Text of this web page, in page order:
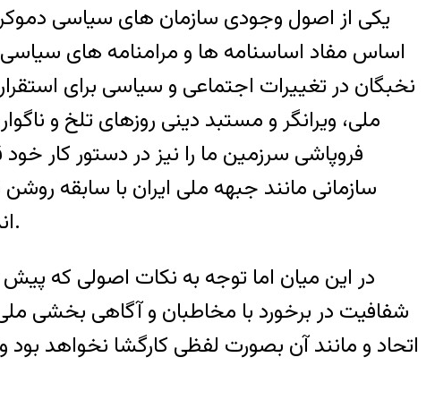
یکی از اصول وجودی سازمان های سیاسی
اساس مفاد اساسنامه ها و مرامنامه های
نخبگان در تغییرات اجتماعی و سیاسی برای
ملی، ویرانگر و مستبد دینی روزهای تلخ و
فروپاشی سرزمین ما را نیز در دستور کار
سازمانی مانند جبهه ملی ایران با سابقه
اندیشه تقویت اتحاد اپوزیسیون و همراهی با نیروهای دمکراسی خواه داخل و خارج کشور باشد.
در این میان اما توجه به نکات اصولی که
شفافیت در برخورد با مخاطبان و آگاهی بخشی
اتحاد و مانند آن بصورت لفظی کارگشا نخواهد